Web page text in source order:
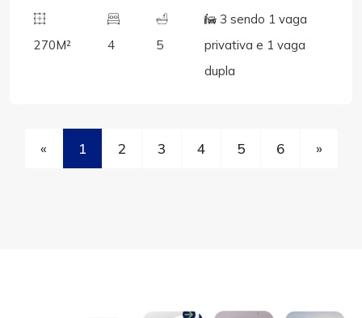
270M² 4 5
3 sendo 1 vaga
privativa e 1 vaga
dupla
« 1 2 3 4 5 6 »